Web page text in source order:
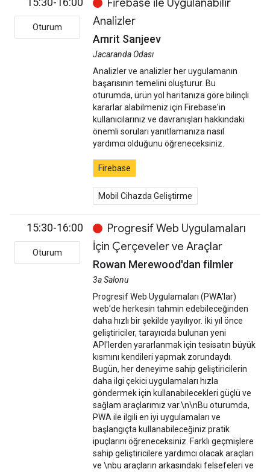
Oturum
Firebase ile Uygulanabilir
Analizler
Amrit Sanjeev
Jacaranda Odası
Analizler ve analizler her uygulamanın
başarısının temelini oluşturur. Bu
oturumda, ürün yol haritanıza göre bilinçli
kararlar alabilmeniz için Firebase'in
kullanıcılarınız ve davranışları hakkındaki
önemli soruları yanıtlamanıza nasıl
yardımcı olduğunu öğreneceksiniz.
Firebase
Mobil Cihazda Geliştirme
15:30-16:00
Oturum
Progresif Web Uygulamaları
İçin Çerçeveler ve Araçlar
Rowan Merewood'dan filmler
3a Salonu
Progresif Web Uygulamaları (PWA'lar)
web'de herkesin tahmin edebileceğinden
daha hızlı bir şekilde yayılıyor. İki yıl önce
geliştiriciler, tarayıcıda bulunan yeni
API'lerden yararlanmak için tesisatın büyük
kısmını kendileri yapmak zorundaydı.
Bugün, her deneyime sahip geliştiricilerin
daha ilgi çekici uygulamaları hızla
göndermek için kullanabilecekleri güçlü ve
sağlam araçlarımız var.\n\nBu oturumda,
PWA ile ilgili en iyi uygulamaları ve
başlangıçta kullanabileceğiniz pratik
ipuçlarını öğreneceksiniz. Farklı geçmişlere
sahip geliştiricilere yardımcı olacak araçları
ve \nbu araçların arkasındaki felsefeleri ve